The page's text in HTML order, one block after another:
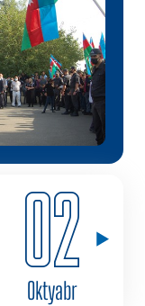
02
Oktyabr